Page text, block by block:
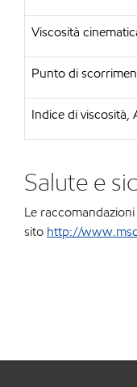
Viscosità
Punto di
Indice di viscosità,
Salute e
Le
sito http://